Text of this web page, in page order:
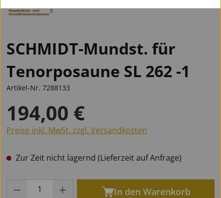
SCHMIDT-Mundst. für
Tenorposaune SL 262 -1
Artikel-Nr. 7288133
Regulärer Preis:
194,00 €
Preise inkl. MwSt. zzgl. Versandkosten
Zur Zeit nicht lagernd (Lieferzeit auf Anfrage)
Produkt Anzahl: Gib den gewünschten
In den Warenkorb